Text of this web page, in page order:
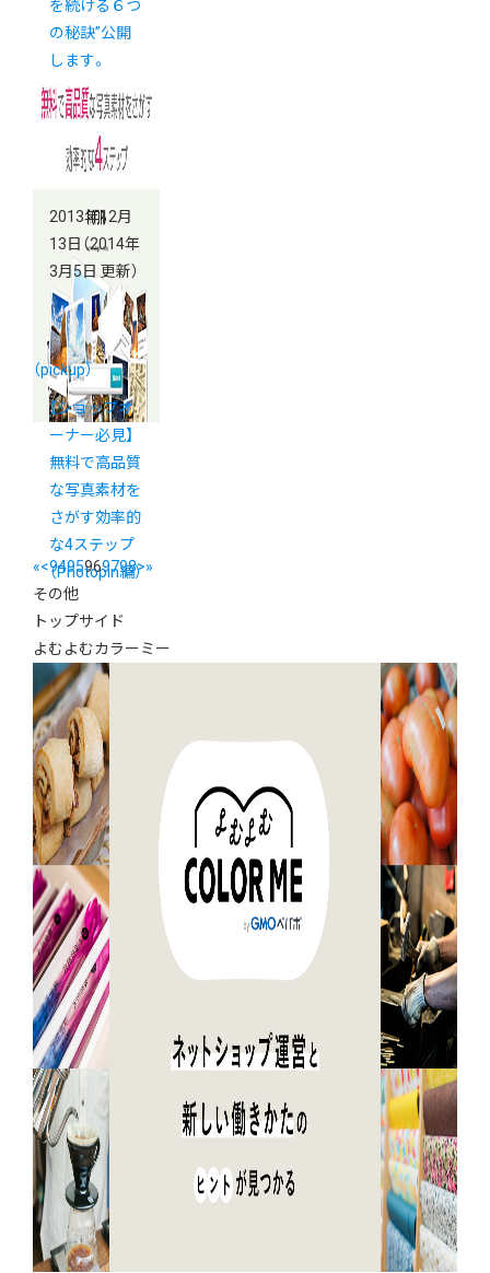
を続ける６つ
の秘訣”公開
します。
2013年12月
13日 （2014年
3月5日 更新）
（pickup）
【ショップオ
ーナー必見】
無料で高品質
な写真素材を
さがす効率的
な4ステップ
（Photopin編）
«<9495969798>»
その他
トップサイド
よむよむカラーミー